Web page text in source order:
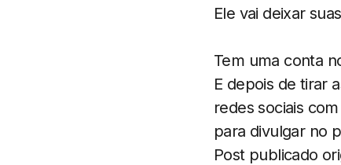
Ele vai deixar
Tem uma conta
E depois de tirar
redes sociais
para divulgar no
Post publicado